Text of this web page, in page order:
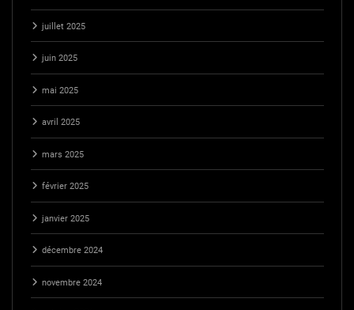
juillet 2025
juin 2025
mai 2025
avril 2025
mars 2025
février 2025
janvier 2025
décembre 2024
novembre 2024